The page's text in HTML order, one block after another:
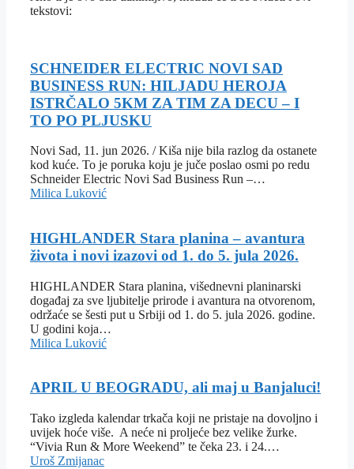
tekstovi:
SCHNEIDER ELECTRIC NOVI SAD
BUSINESS RUN: HILJADU HEROJA
ISTRČALO 5KM ZA TIM ZA DECU – I
TO PO PLJUSKU
Novi Sad, 11. jun 2026. / Kiša nije bila razlog da ostanete
kod kuće. To je poruka koju je juče poslao osmi po redu
Schneider Electric Novi Sad Business Run –…
Milica Luković
HIGHLANDER Stara planina – avantura
života i novi izazovi od 1. do 5. jula 2026.
HIGHLANDER Stara planina, višednevni planinarski
događaj za sve ljubitelje prirode i avantura na otvorenom,
održaće se šesti put u Srbiji od 1. do 5. jula 2026. godine.
U godini koja…
Milica Luković
APRIL U BEOGRADU, ali maj u Banjaluci!
Tako izgleda kalendar trkača koji ne pristaje na dovoljno i
uvijek hoće više. A neće ni proljeće bez velike žurke.
“Vivia Run & More Weekend” te čeka 23. i 24.…
Uroš Zmijanac